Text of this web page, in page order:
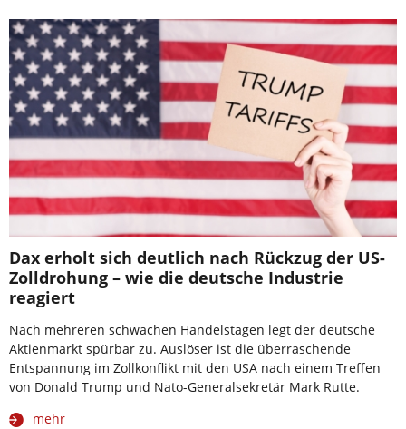
Dax erholt sich deutlich nach Rückzug der US-
Zolldrohung – wie die deutsche Industrie
reagiert
Nach mehreren schwachen Handelstagen legt der deutsche
Aktienmarkt spürbar zu. Auslöser ist die überraschende
Entspannung im Zollkonflikt mit den USA nach einem Treffen
von Donald Trump und Nato-Generalsekretär Mark Rutte.
mehr